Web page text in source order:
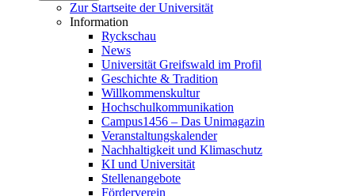
Zur Startseite der Universität
Information
Ryckschau
News
Universität Greifswald im Profil
Geschichte & Tradition
Willkommenskultur
Hochschulkommunikation
Campus1456 – Das Unimagazin
Veranstaltungskalender
Nachhaltigkeit und Klimaschutz
KI und Universität
Stellenangebote
Förderverein